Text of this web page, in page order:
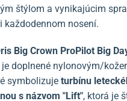
štýlom a vynikajúcim
každodennom nosení.
Big Crown ProPilot Big
doplnené nylonovým/
symbolizuje turbínu
s názvom "Lift", ktorá je